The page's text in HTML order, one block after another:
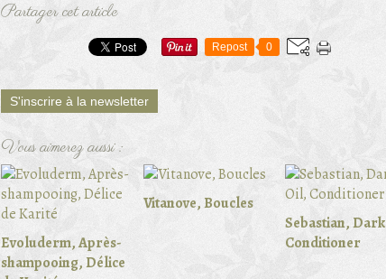
Partager cet article
Repost 0
S'inscrire à la newsletter
Vous aimerez aussi :
Evoluderm, Après-
shampooing, Délice
Vitanove, Boucles
Sebastian,
Conditioner